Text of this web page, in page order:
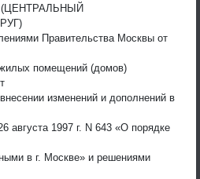
Правительства Москвы от
помещений (домов)
изменений и дополнений в
августа 1997 г. N 643 «О порядке
в г. Москве» и решениями